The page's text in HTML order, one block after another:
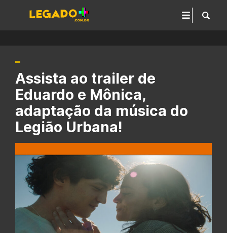
Assista ao trailer de
Eduardo e Mônica,
adaptação da música do
Legião Urbana!